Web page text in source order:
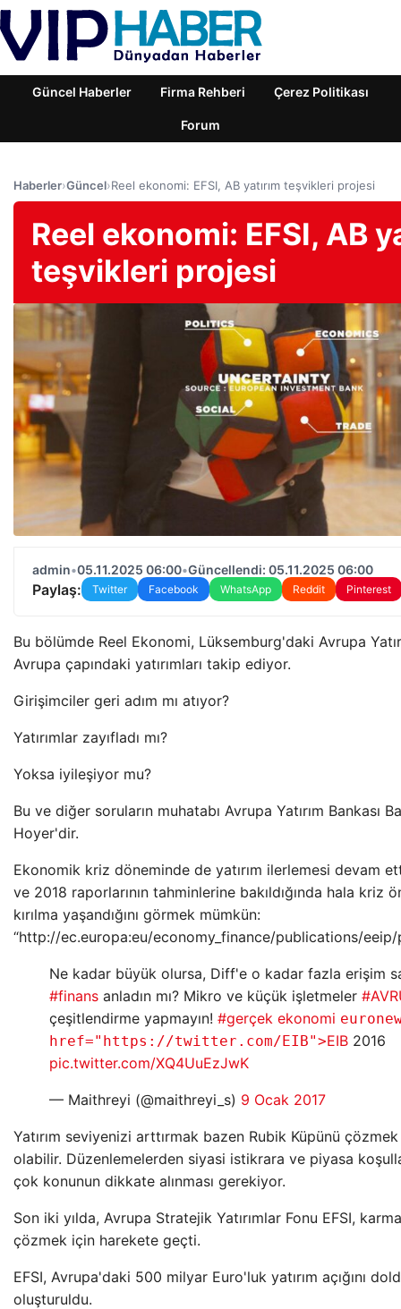
Güncel Haberler Firma Rehberi Çerez Politikası
Forum
Haberler›Güncel›Reel ekonomi: EFSI, AB yatırım teşvikleri projesi
Reel ekonomi: EFSI, AB
teşvikleri projesi
admin•05.11.2025 06:00•Güncellendi: 05.11.2025 06:00
Paylaş: Twitter Facebook WhatsApp Reddit Pinterest
Bu bölümde Reel Ekonomi, Lüksemburg'daki Avrupa
Avrupa çapındaki yatırımları takip ediyor.
Girişimciler geri adım mı atıyor?
Yatırımlar zayıfladı mı?
Yoksa iyileşiyor mu?
Bu ve diğer soruların muhatabı Avrupa Yatırım Bankası
Hoyer'dir.
Ekonomik kriz döneminde de yatırım ilerlemesi devam
ve 2018 raporlarının tahminlerine bakıldığında hala kriz
kırılma yaşandığını görmek mümkün:
“http://ec.europa:eu/economy_finance/publications/
Ne kadar büyük olursa, Diff'e o kadar fazla erişim
#finans anladın mı? Mikro ve küçük işletmeler
çeşitlendirme yapmayın! #gerçek ekonomi
href="https://twitter.com/EIB">EIB 2016
pic.twitter.com/XQ4UuEzJwK
— Maithreyi (@maithreyi_s) 9 Ocak 2017
Yatırım seviyenizi arttırmak bazen Rubik Küpünü
olabilir. Düzenlemelerden siyasi istikrara ve piyasa
çok konunun dikkate alınması gerekiyor.
Son iki yılda, Avrupa Stratejik Yatırımlar Fonu EFSI,
çözmek için harekete geçti.
EFSI, Avrupa'daki 500 milyar Euro'luk yatırım açığını
oluşturuldu.